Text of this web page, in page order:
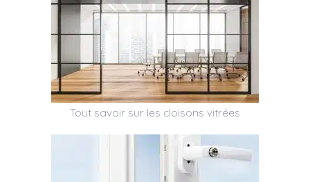
Tout savoir sur les cloisons vitrées